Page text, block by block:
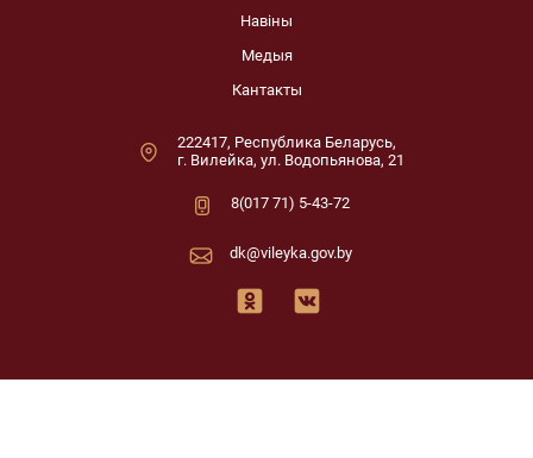
Навіны
Медыя
Кантакты
222417, Республика Беларусь,
г. Вилейка, ул. Водопьянова, 21
8(017 71) 5-43-72
dk@vileyka.gov.by